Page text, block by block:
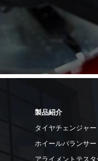
製品紹介
タイヤチェンジャー
ホイールバランサー